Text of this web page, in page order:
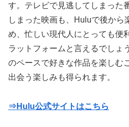
す。テレビで見逃してしまった
しまった映画も、Huluで後から
め、忙しい現代人にとっても便
ラットフォームと言えるでしょ
のペースで好きな作品を楽しむ
出会う楽しみも得られます。
⇒Hulu公式サイトはこちら